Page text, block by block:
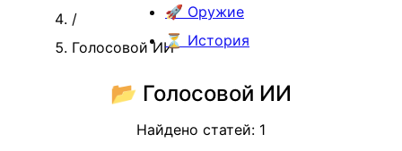
🚀 Оружие
⏳ История
/
Голосовой ИИ
📂 Голосовой ИИ
Найдено статей: 1